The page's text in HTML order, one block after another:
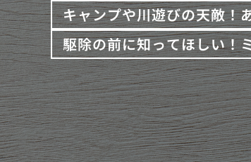
キャンプや川遊びの天敵！
駆除の前に知ってほしい！